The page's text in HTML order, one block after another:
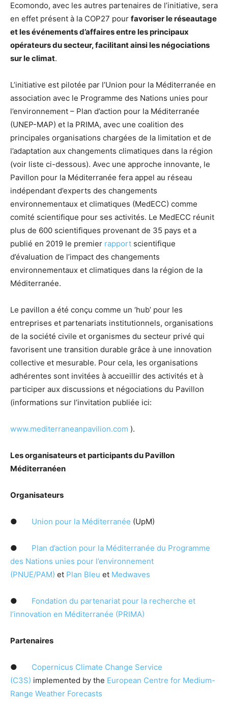
Ecomondo, avec les autres partenaires de l’initiative, sera
en effet présent à la COP27 pour favoriser le réseautage
et les événements d’affaires entre les principaux
opérateurs du secteur, facilitant ainsi les négociations
sur le climat.
L’initiative est pilotée par l’Union pour la Méditerranée en
association avec le Programme des Nations unies pour
l’environnement – Plan d’action pour la Méditerranée
(UNEP-MAP) et la PRIMA, avec une coalition des
principales organisations chargées de la limitation et de
l’adaptation aux changements climatiques dans la région
(voir liste ci-dessous). Avec une approche innovante, le
Pavillon pour la Méditerranée fera appel au réseau
indépendant d’experts des changements
environnementaux et climatiques (MedECC) comme
comité scientifique pour ses activités. Le MedECC réunit
plus de 600 scientifiques provenant de 35 pays et a
publié en 2019 le premier rapport scientifique
d’évaluation de l’impact des changements
environnementaux et climatiques dans la région de la
Méditerranée.
Le pavillon a été conçu comme un ‘hub’ pour les
entreprises et partenariats institutionnels, organisations
de la société civile et organismes du secteur privé qui
favorisent une transition durable grâce à une innovation
collective et mesurable. Pour cela, les organisations
adhérentes sont invitées à accueillir des activités et à
participer aux discussions et négociations du Pavillon
(informations sur l’invitation publiée ici:
www.mediterraneanpavilion.com ).
Les organisateurs et participants du Pavillon
Méditerranéen
Organisateurs
● Union pour la Méditerranée (UpM)
● Plan d’action pour la Méditerranée du Programme
des Nations unies pour l’environnement
(PNUE/PAM) et Plan Bleu et Medwaves
● Fondation du partenariat pour la recherche et
l’innovation en Méditerranée (PRIMA)
Partenaires
● Copernicus Climate Change Service
(C3S) implemented by the European Centre for Medium-
Range Weather Forecasts